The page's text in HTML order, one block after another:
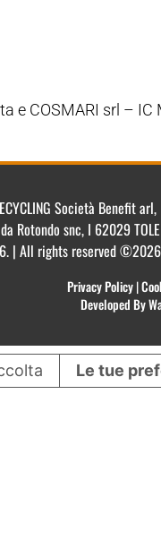
e COSMARI srl –
Società Benefit
Rotondo snc, I 62029
| All rights reserved
Privacy Policy|
Developed By
Le tue